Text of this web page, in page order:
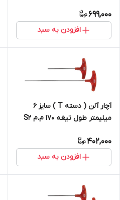
699,000
افزودن به سبد
آچار آلن ( دسته T ) سایز 6
میلیمتر طول تیغه 170 م.م S2
402,000
افزودن به سبد